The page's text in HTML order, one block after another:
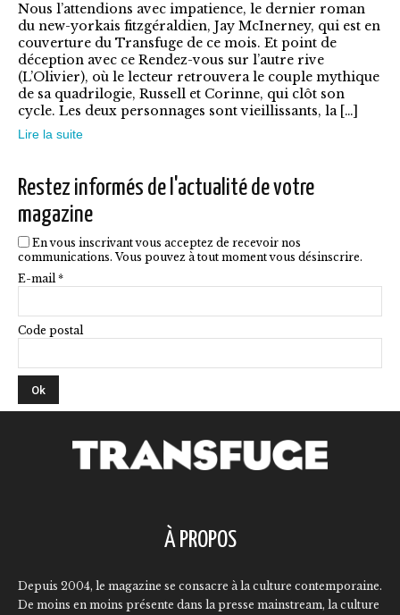
Les
options
peuvent
être
choisies
la
produit
Nous l’attendions avec impatience, le dernier roman
du new-yorkais fitzgéraldien, Jay McInerney, qui est en
couverture du Transfuge de ce mois. Et point de
déception avec ce Rendez-vous sur l’autre rive
(L’Olivier), où le lecteur retrouvera le couple mythique
de sa quadrilogie, Russell et Corinne, qui clôt son
cycle. Les deux personnages sont vieillissants, la […]
Lire la suite
Restez informés de l'actualité de votre
magazine
En vous inscrivant vous acceptez de recevoir nos
communications. Vous pouvez à tout moment vous désinscrire.
E-mail *
Code postal
À PROPOS
Depuis 2004, le magazine se consacre à la culture contemporaine.
De moins en moins présente dans la presse mainstream, la culture